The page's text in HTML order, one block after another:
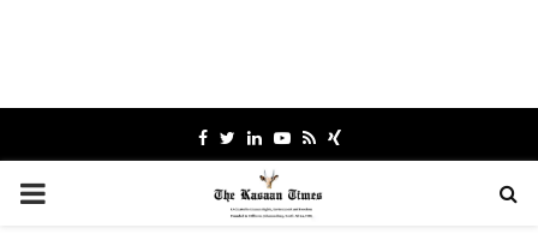
Facebook
TwitterLinkedinYoutube
RssXing
PRIMARY